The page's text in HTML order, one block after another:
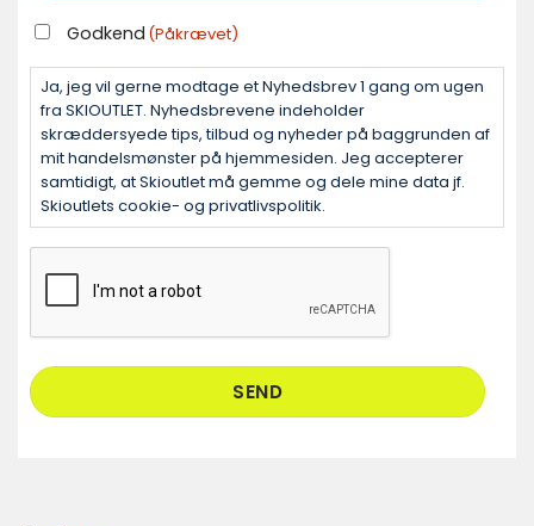
GODKEND
(PÅKRÆVET)
Godkend (Påkrævet)
Ja, jeg vil gerne modtage et Nyhedsbrev 1 gang om ugen
fra SKIOUTLET. Nyhedsbrevene indeholder
skræddersyede tips, tilbud og nyheder på baggrunden af
mit handelsmønster på hjemmesiden. Jeg accepterer
samtidigt, at Skioutlet må gemme og dele mine data jf.
Skioutlets cookie- og privatlivspolitik.